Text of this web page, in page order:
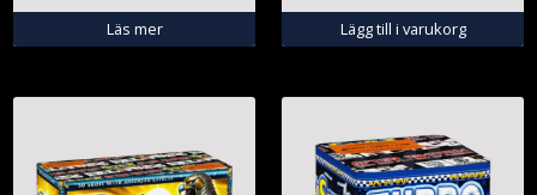
Läs mer Lägg till i varukorg